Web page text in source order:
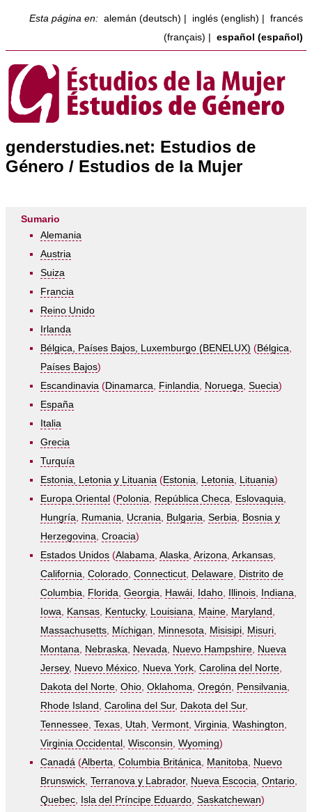
Esta página en: alemán (deutsch) inglés (english)
francés
(français)
español (español)
genderstudies.net: Estudios de
Género / Estudios de la Mujer
Sumario
Alemania
Austria
Suiza
Francia
Reino Unido
Irlanda
Bélgica, Países Bajos, Luxemburgo (BENELUX) (Bélgica,
Países Bajos)
Escandinavia (Dinamarca, Finlandia, Noruega, Suecia)
España
Italia
Grecia
Turquía
Estonia, Letonia y Lituania (Estonia, Letonia, Lituania)
Europa Oriental (Polonia, República Checa, Eslovaquia,
Hungría, Rumania, Ucrania, Bulgaria, Serbia, Bosnia y
Herzegovina, Croacia)
Estados Unidos (Alabama, Alaska, Arizona, Arkansas,
California, Colorado, Connecticut, Delaware, Distrito de
Columbia, Florida, Georgia, Hawái, Idaho, Illinois, Indiana,
Iowa, Kansas, Kentucky, Louisiana, Maine, Maryland ,
Massachusetts, Míchigan, Minnesota, Misisipi, Misuri,
Montana, Nebraska, Nevada, Nuevo Hampshire, Nueva
Jersey, Nuevo México, Nueva York, Carolina del Norte,
Dakota del Norte, Ohio, Oklahoma, Oregón, Pensilvania,
Rhode Island , Carolina del Sur, Dakota del Sur,
Tennessee, Texas, Utah, Vermont, Virginia, Washington,
Virginia Occidental , Wisconsin, Wyoming)
Canadá (Alberta, Columbia Británica, Manitoba, Nuevo
Brunswick, Terranova y Labrador, Nueva Escocia, Ontario,
Quebec, Isla del Príncipe Eduardo, Saskatchewan)